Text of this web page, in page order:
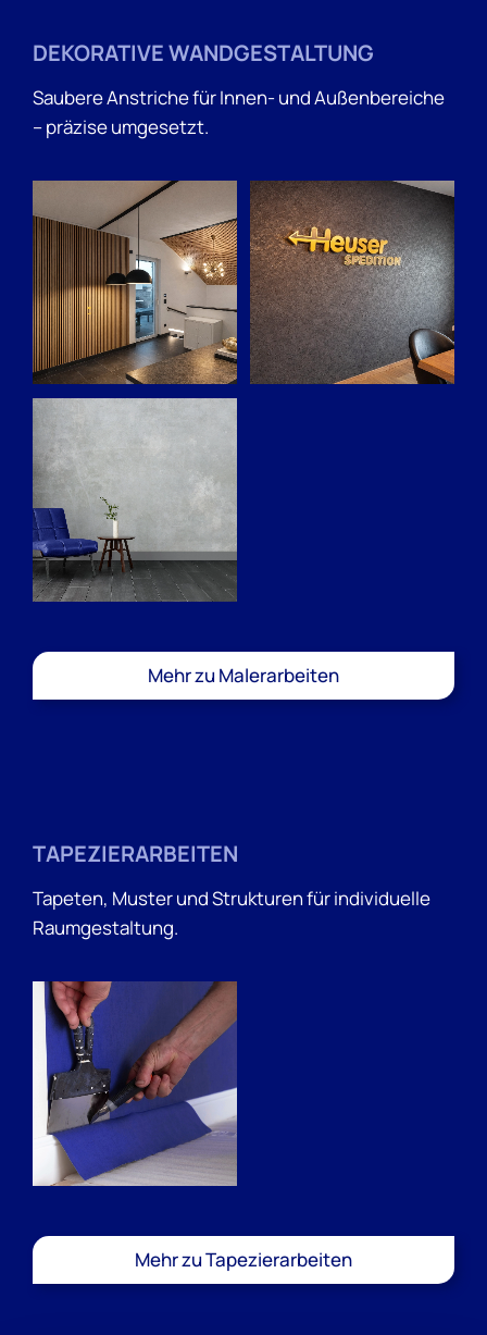
DEKORATIVE WANDGESTALTUNG
Saubere Anstriche für Innen- und Außenbereiche
– präzise umgesetzt.
Mehr zu Malerarbeiten
TAPEZIERARBEITEN
Tapeten, Muster und Strukturen für individuelle
Raumgestaltung.
Mehr zu Tapezierarbeiten